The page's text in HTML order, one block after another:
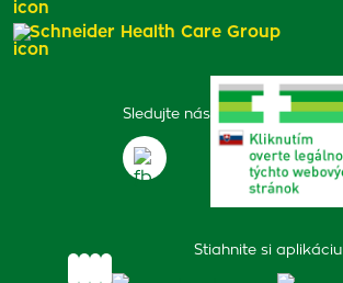
Sledujte nás
Stiahnite si aplikáciu
Schneider Health Care Group